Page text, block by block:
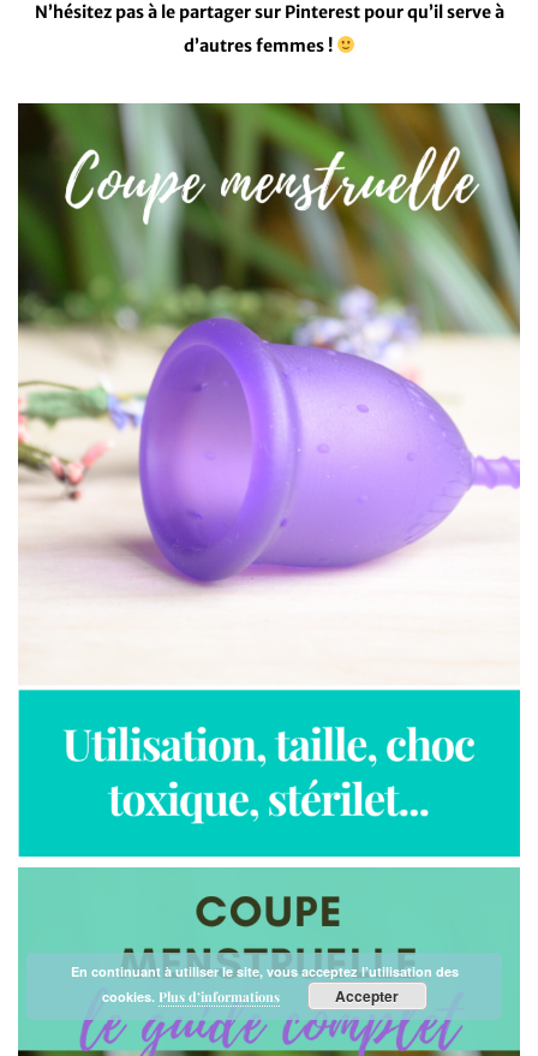
N’hésitez pas à le partager sur Pinterest pour qu’il serve à
d’autres femmes !
En continuant à utiliser le site, vous acceptez l’utilisation des
cookies. Plus d’informations Accepter